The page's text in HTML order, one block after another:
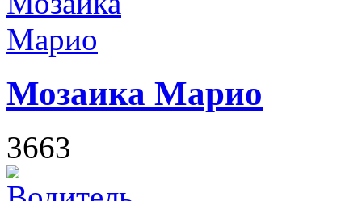
Мозаика Марио
3663